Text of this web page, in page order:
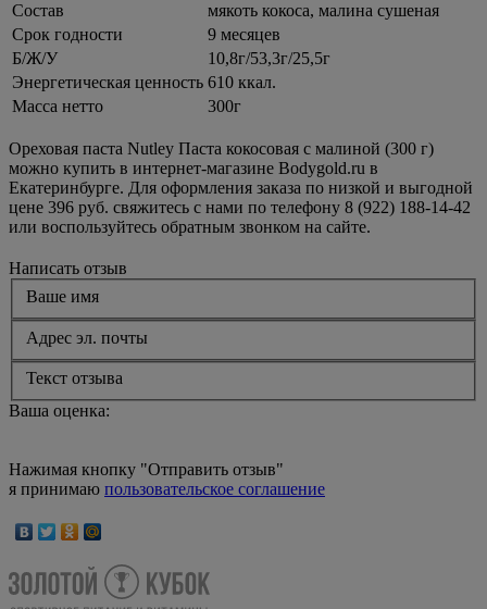
Состав
мякоть кокоса, малина сушеная
Срок годности
9 месяцев
Б/Ж/У
10,8г/53,3г/25,5г
Энергетическая ценность 610 ккал.
Масса нетто
300г
Ореховая паста Nutley Паста кокосовая с малиной (300 г)
можно купить в интернет-магазине Bodygold.ru в
Екатеринбурге. Для оформления заказа по низкой и выгодной
цене 396 руб. свяжитесь с нами по телефону 8 (922) 188-14-42
или воспользуйтесь обратным звонком на сайте.
Написать отзыв
Ваше имя
Адрес эл. почты
Текст отзыва
Ваша оценка:
Нажимая кнопку "Отправить отзыв"
я принимаю пользовательское соглашение